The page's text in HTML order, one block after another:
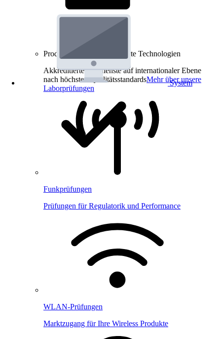
System
Produkt-Prüfungen für smarte Technologien
Akkreditierte Prüfdienste auf internationaler Ebene
nach höchsten QualitätsstandardsMehr über unsere
Laborprüfungen
Funkprüfungen
Prüfungen für Regulatorik und Performance
WLAN-Prüfungen
Marktzugang für Ihre Wireless Produkte